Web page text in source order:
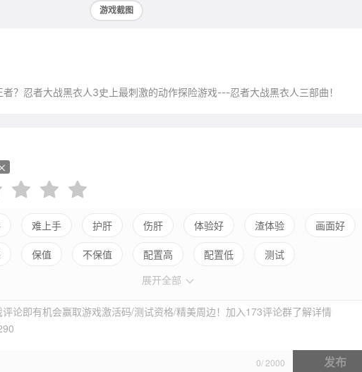
游戏截图
？忍者大战黑衣人3史上最刺激的动作探险游戏---忍者大战黑衣人三部曲！
难上手 护肝 伤肝 体验好 渣体验 画面好
保值 不保值 配置高 配置低
测试
展开全部
评论即有机会赢取游戏激活码/测试资格/精美周边！加入173评论群了解详情
0/ 2000 发布